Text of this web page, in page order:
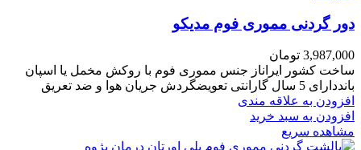
دور گردنی مموری فوم مدیکو
3,987,000 تومان
ساخت کشور ایراناز جنس مموری فوم با روکش مخمل یا اسپان
بانددارای 5 سال گارانتی تعویضگردش جریان هوا و ضد تعریق
افزودن به علاقه مندی
افزودن به سبد خرید
مشاهده سریع